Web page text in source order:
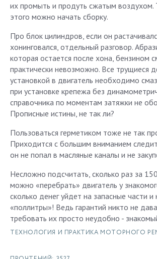
их промыть и продуть сжатым воздухом.
этого можно начать сборку.
Про блок цилиндров, если он
хонинговался, отдельный разговор.
которая остается после хона, бензином
практически невозможно. Все трущиеся
установкой в двигатель необходимо
при установке крепежа без
справочника по моментам затяжки не
Прописные истины, не так ли?
Пользоваться герметиком тоже не так
Приходится с большим вниманием
он не попал в масляные каналы и не
Несложно подсчитать, сколько раз за
можно «перебрать» двигатель у
сколько денег уйдет на запасные части
«поллитры»! Ведь гарантий никто не
требовать их просто неудобно -
ТЕХНОЛОГИЯ И ПРАКТИКА МОТОРНОГО